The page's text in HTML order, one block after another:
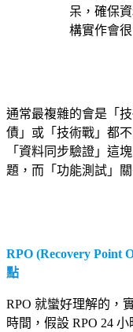
呆，確保
構實作會
通常最複雜的會是「
債」或「技術戰」都
「資料同步驗證」這
題，而「功能測試」
RPO (Recovery Point
點
RPO 就蠻好理解的，
時間，假設 RPO 24